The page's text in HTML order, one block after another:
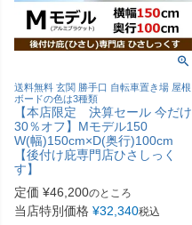
送料無料 玄関 勝手口 自転車置き場 屋根
ボードの色は3種類
【本店限定 決算セール 今だけ
30％オフ】Mモデル150
W(幅)150cm×D(奥行)100cm
【後付け庇専門店ひさしっく
す】
定価 ¥46,200のところ
当店特別価格 ¥32,340税込